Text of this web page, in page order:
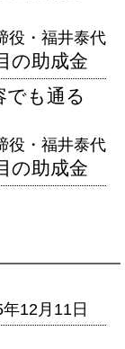
役・福井泰代
の助成金
でも通る
役・福井泰代
の助成金
12月11日